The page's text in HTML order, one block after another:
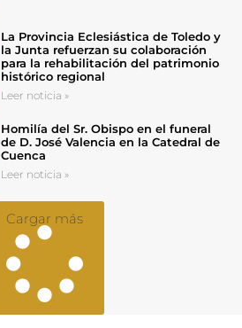
La Provincia Eclesiástica de Toledo y
la Junta refuerzan su colaboración
para la rehabilitación del patrimonio
histórico regional
Leer noticia »
Homilía del Sr. Obispo en el funeral
de D. José Valencia en la Catedral de
Cuenca
Leer noticia »
Cargar más